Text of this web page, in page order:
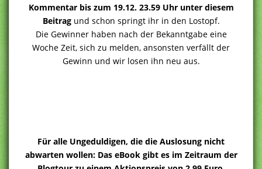
Kommentar bis zum 19.12. 23.59 Uhr unter diesem
Beitragund schon springt ihr in den Lostopf.
Die Gewinner haben nach der Bekanntgabe eine
Woche Zeit, sich zu melden, ansonsten verfällt der
Gewinn und wir losen ihn neu aus.
Für alle Ungeduldigen, die die Auslosung nicht
abwarten wollen: Das eBook gibt es im Zeitraum der